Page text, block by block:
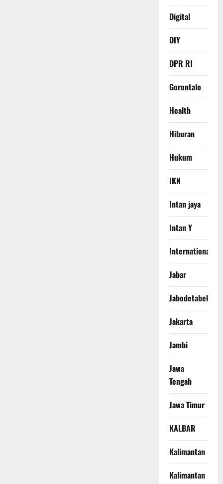
Digital
DIY
DPR RI
Gorontalo
Health
Hiburan
Hukum
IKN
Intan jaya
Intan Y
International
Jabar
Jabodetabek
Jakarta
Jambi
Jawa
Tengah
Jawa Timur
KALBAR
Kalimantan
Kalimantan